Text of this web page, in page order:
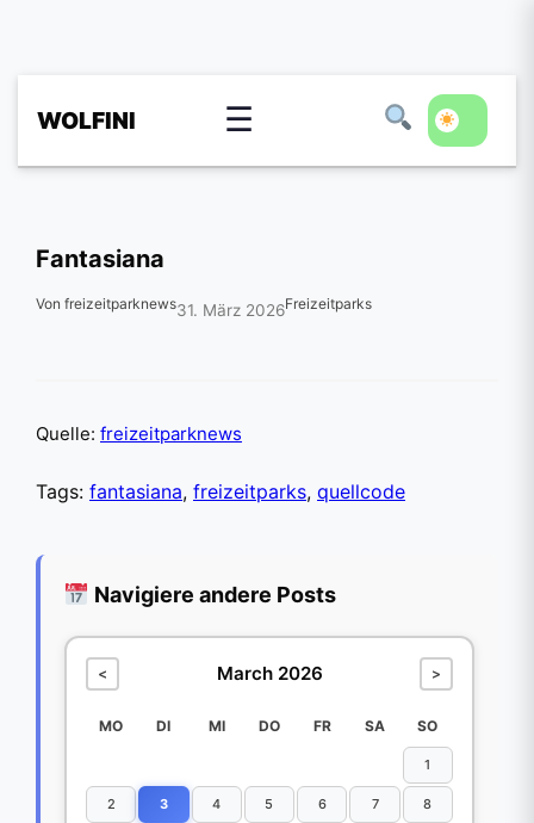
WOLFINI ☰
Fantasiana
Von freizeitparknews31. März 2026Freizeitparks
Quelle: freizeitparknews
Tags: fantasiana, freizeitparks, quellcode
Navigiere andere Posts
< March 2026 >
MO DI MI DO FR SA SO
1
2 3 4 5 6 7 8